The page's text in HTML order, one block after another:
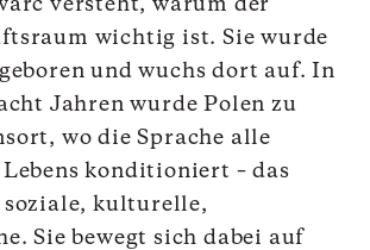
wichtig ist. Sie wurde
und wuchs dort auf. In
Jahren wurde Polen zu
wo die Sprache alle
Lebens konditioniert – das
kulturelle,
Sie bewegt sich dabei auf